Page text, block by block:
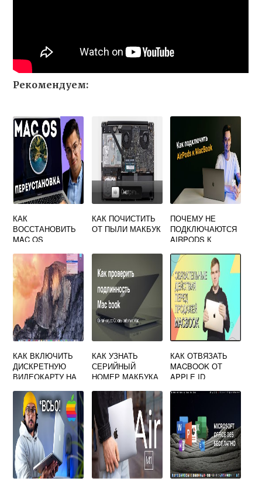
Рекомендуем:
КАК
ВОССТАНОВИТЬ
MAC OS
КАК ПОЧИСТИТЬ
ОТ ПЫЛИ МАКБУК
ПОЧЕМУ НЕ
ПОДКЛЮЧАЮТСЯ
AIRPODS К
КАК ВКЛЮЧИТЬ
ДИСКРЕТНУЮ
ВИДЕОКАРТУ НА
КАК УЗНАТЬ
СЕРИЙНЫЙ
НОМЕР МАКБУКА
КАК ОТВЯЗАТЬ
MACBOOK ОТ
APPLE ID
ХОЗЯИНА